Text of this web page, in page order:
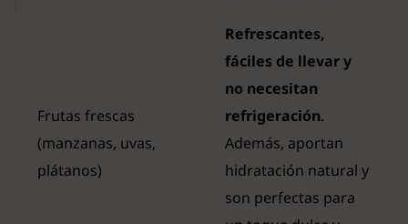
Frutas frescas
(manzanas, uvas,
plátanos)
Refrescantes,
fáciles de llevar y
no necesitan
refrigeración.
Además, aportan
hidratación natural y
son perfectas para